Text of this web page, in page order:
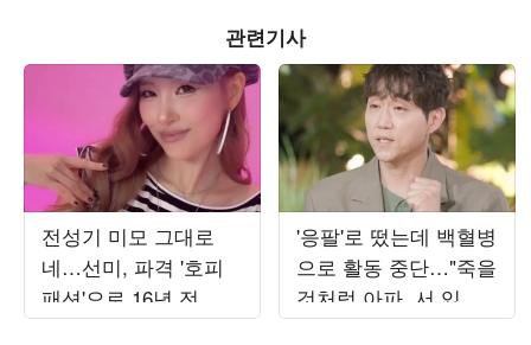
관련기사
전성기 미모 그대로
네…선미, 파격 '호피
패션'으로 16년 전 원
더걸스 시절 소환
'응팔'로 떴는데 백혈병
으로 활동 중단…"죽을
것처럼 아파, 서 있지
도 못해" ('해투')